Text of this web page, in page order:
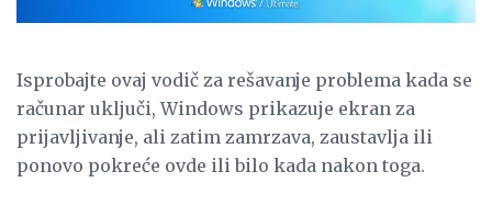
Isprobajte ovaj vodič za rešavanje problema kada se
računar uključi, Windows prikazuje ekran za
prijavljivanje, ali zatim zamrzava, zaustavlja ili
ponovo pokreće ovde ili bilo kada nakon toga.